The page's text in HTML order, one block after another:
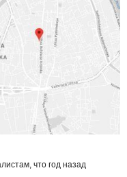
что год назад